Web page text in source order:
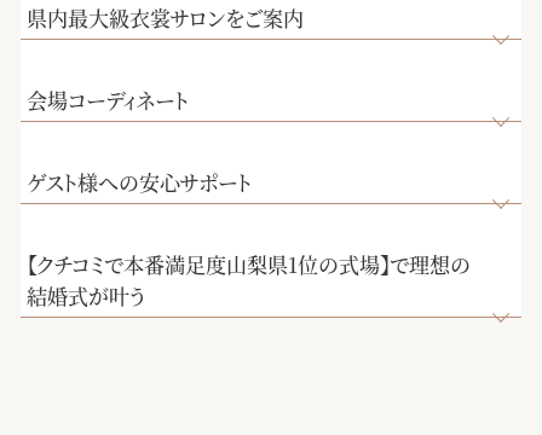
県内最大級衣裳サロンをご案内
会場コーディネート
ゲスト様への安心サポート
【クチコミで本番満足度山梨県1位の式場】で理想の
結婚式が叶う